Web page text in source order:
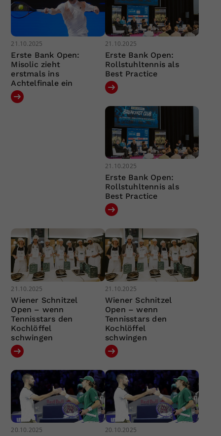
21.10.2025
Erste Bank Open:
Misolic zieht
erstmals ins
Achtelfinale ein
21.10.2025
Erste Bank Open:
Rollstuhltennis als
Best Practice
21.10.2025
Erste Bank Open:
Rollstuhltennis als
Best Practice
21.10.2025
Wiener Schnitzel
Open – wenn
Tennisstars den
Kochlöffel
schwingen
21.10.2025
Wiener Schnitzel
Open – wenn
Tennisstars den
Kochlöffel
schwingen
20.10.2025 20.10.2025